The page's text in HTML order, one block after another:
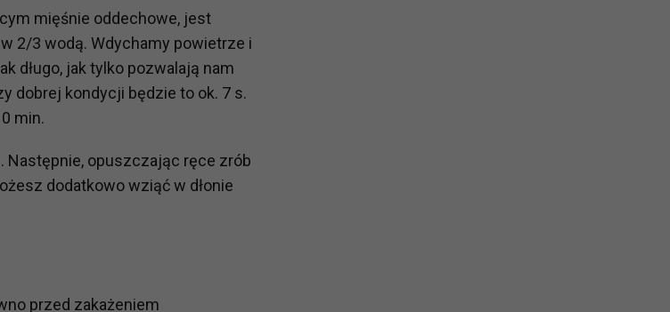
mięśnie oddechowe, jest
2/3 wodą. Wdychamy powietrze i
długo, jak tylko pozwalają nam
dobrej kondycji będzie to ok. 7 s.
min.
Następnie, opuszczając ręce zrób
dodatkowo wziąć w dłonie
przed zakażeniem